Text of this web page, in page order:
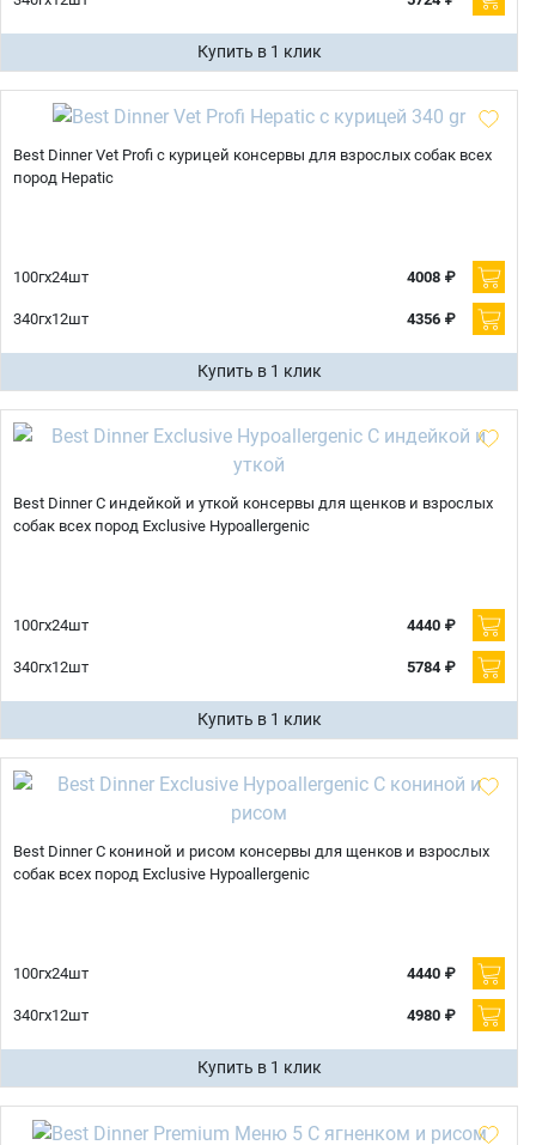
Купить в 1 клик
Best Dinner Vet Profi с курицей консервы для взрослых собак всех
пород Hepatic
100гх24шт 4008 ₽
340гх12шт 4356 ₽
Купить в 1 клик
Best Dinner С индейкой и уткой консервы для щенков и взрослых
собак всех пород Exclusive Hypoallergenic
100гх24шт 4440 ₽
340гх12шт 5784 ₽
Купить в 1 клик
Best Dinner С кониной и рисом консервы для щенков и взрослых
собак всех пород Exclusive Hypoallergenic
100гх24шт 4440 ₽
340гх12шт 4980 ₽
Купить в 1 клик